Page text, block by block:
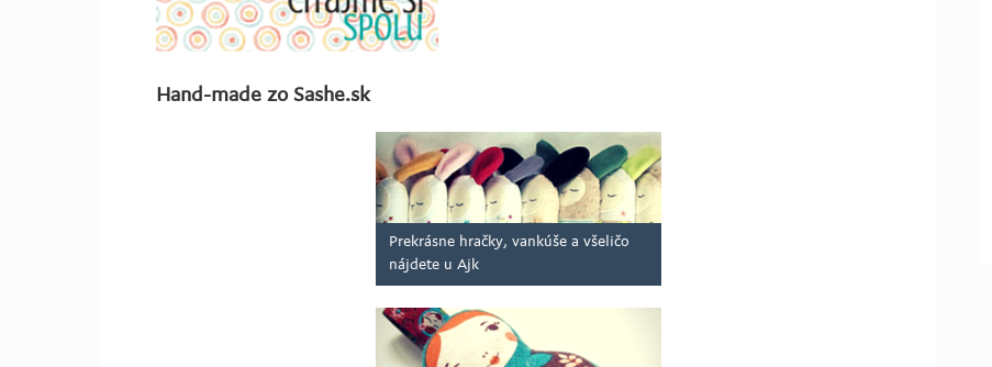
Hand-made zo Sashe.sk
Prekrásne hračky, vankúše a všeličo
nájdete u Ajk